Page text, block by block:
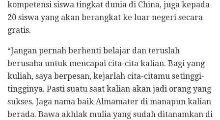
kompetensi siswa tingkat dunia di China, juga kepada
20 siswa yang akan berangkat ke luar negeri secara
gratis.
“Jangan pernah berhenti belajar dan teruslah
berusaha untuk mencapai cita-cita kalian. Bagi yang
kuliah, saya berpesan, kejarlah cita-citamu setinggi-
tingginya. Pasti suatu saat kalian akan jadi orang yang
sukses. Jaga nama baik Almamater di manapun kalian
berada. Bawa akhlak mulia yang sudah ditanamkan di